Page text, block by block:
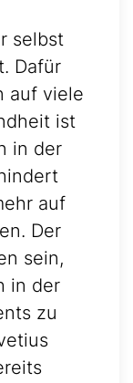
selbst
Dafür
auf viele
ist
in der
auf
Der
sein,
in der
zu